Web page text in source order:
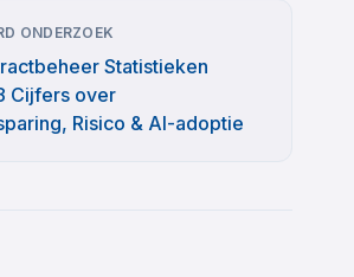
ONDERZOEK
Statistieken
Cijfers over
Risico & AI-adoptie